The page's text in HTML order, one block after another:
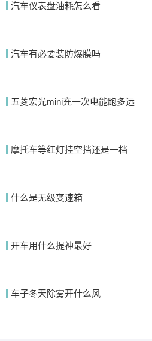
汽车仪表盘油耗怎么看
汽车有必要装防爆膜吗
五菱宏光mini充一次电能跑多远
摩托车等红灯挂空挡还是一档
什么是无级变速箱
开车用什么提神最好
车子冬天除雾开什么风